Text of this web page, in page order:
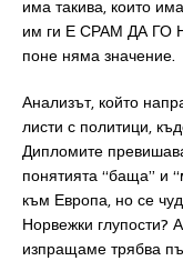
има такива, които
им ги Е СРАМ ДА ГО
поне няма значение.
Анализът, който
листи с политици,
Дипломите
понятията “баща” и
към Европа, но се
Норвежки глупости?
изпращаме трябва